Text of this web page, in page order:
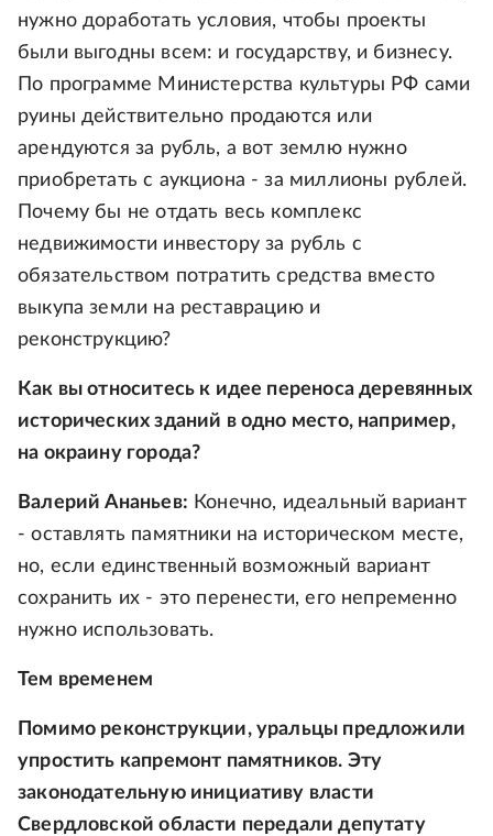
нужно доработать условия, чтобы проекты
были выгодны всем: и государству, и бизнесу.
По программе Министерства культуры РФ сами
руины действительно продаются или
арендуются за рубль, а вот землю нужно
приобретать с аукциона - за миллионы рублей.
Почему бы не отдать весь комплекс
недвижимости инвестору за рубль с
обязательством потратить средства вместо
выкупа земли на реставрацию и
реконструкцию?
Как вы относитесь к идее переноса деревянных
исторических зданий в одно место, например,
на окраину города?
Валерий Ананьев: Конечно, идеальный вариант
- оставлять памятники на историческом месте,
но, если единственный возможный вариант
сохранить их - это перенести, его непременно
нужно использовать.
Тем временем
Помимо реконструкции, уральцы предложили
упростить капремонт памятников. Эту
законодательную инициативу власти
Свердловской области передали депутату